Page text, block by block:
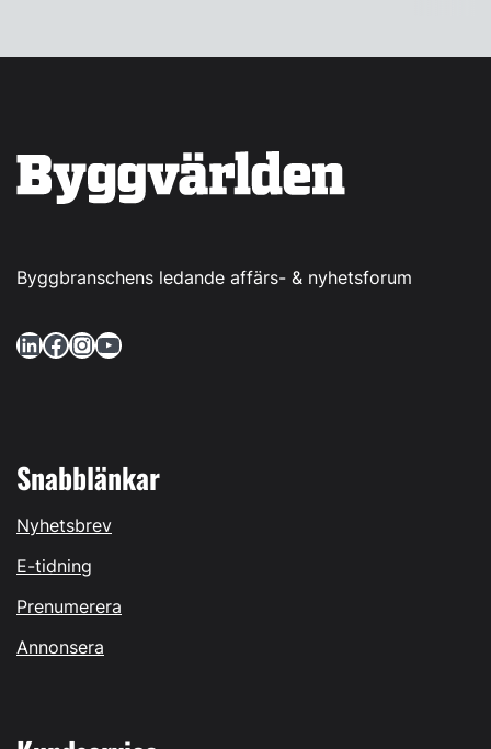
Byggbranschens ledande affärs- & nyhetsforum
LinkedIn Facebook InstagramYouTube
Snabblänkar
Nyhetsbrev
E-tidning
Prenumerera
Annonsera